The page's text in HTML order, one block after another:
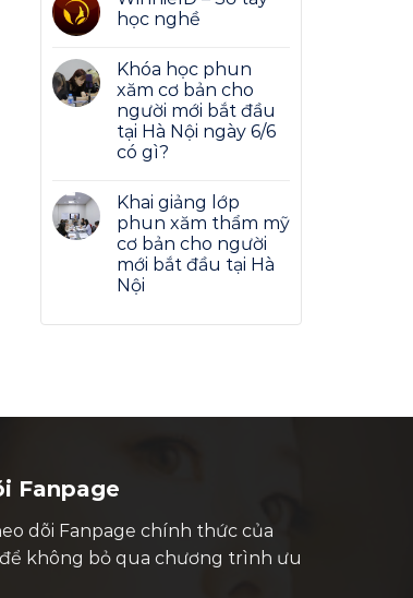
học nghề
Khóa học phun
xăm cơ bản cho
người mới bắt đầu
tại Hà Nội ngày 6/6
có gì?
Khai giảng lớp
phun xăm thẩm mỹ
cơ bản cho người
mới bắt đầu tại Hà
Nội
Fanpage
dõi Fanpage chính thức của
không bỏ qua chương trình ưu